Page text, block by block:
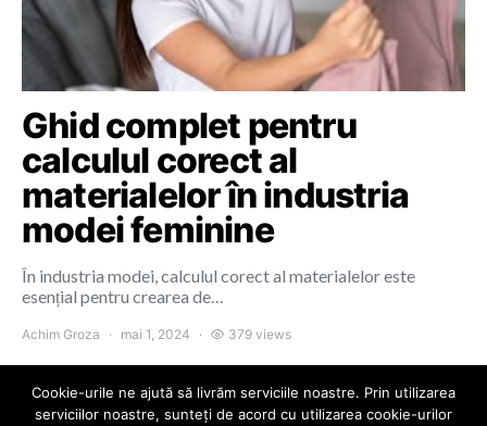
Ghid complet pentru
calculul corect al
materialelor în industria
modei feminine
În industria modei, calculul corect al materialelor este
esențial pentru crearea de…
Achim Groza mai 1, 2024 379 views
Cookie-urile ne ajută să livrăm serviciile noastre. Prin utilizarea
serviciilor noastre, sunteți de acord cu utilizarea cookie-urilor